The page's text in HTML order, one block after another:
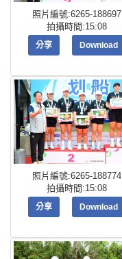
照片編號:6265-188697
拍攝時間:15:08
分享 Download
照片編號:6265-188774
拍攝時間:15:08
分享 Download